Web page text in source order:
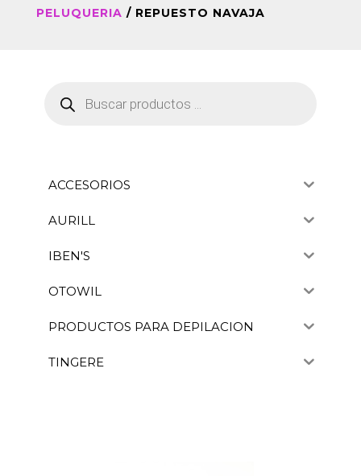
PELUQUERIA / REPUESTO NAVAJA
productos
ACCESORIOS
AURILL
IBEN'S
OTOWIL
PRODUCTOS PARA DEPILACION
TINGERE